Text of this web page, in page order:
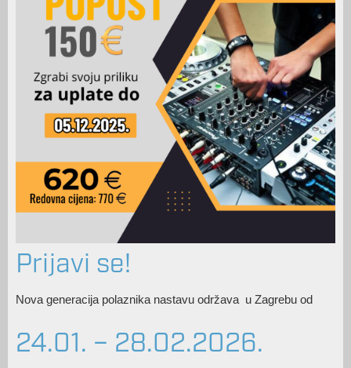
Prijavi se!
Nova generacija polaznika nastavu održava u Zagrebu od
24.01. – 28.02.2026.